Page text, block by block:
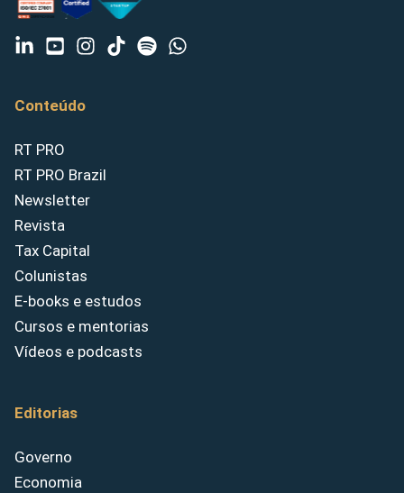
Conteúdo
RT PRO
RT PRO Brazil
Newsletter
Revista
Tax Capital
Colunistas
E-books e estudos
Cursos e mentorias
Vídeos e podcasts
Editorias
Governo
Economia